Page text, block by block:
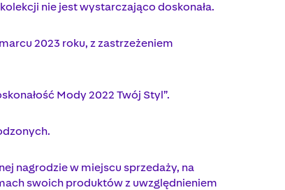
nie jest wystarczająco doskonała.
2023 roku, z zastrzeżeniem
Mody 2022 Twój Styl”.
nagrodzie w miejscu sprzedaży, na
swoich produktów z uwzględnieniem